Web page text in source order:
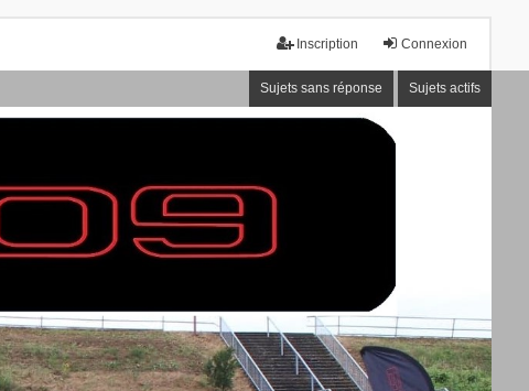
Connexion
Inscription
Sujets sans réponse Sujets actifs